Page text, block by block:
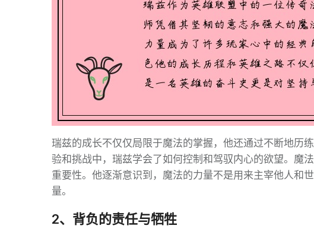
瑞兹的成长不仅仅局限于魔法的掌握，他还通过不断地历
验和挑战中，瑞兹学会了如何控制和驾驭内心的欲望。魔
重要性。他逐渐意识到，魔法的力量不是用来主宰他人和
量。
2、背负的责任与牺牲